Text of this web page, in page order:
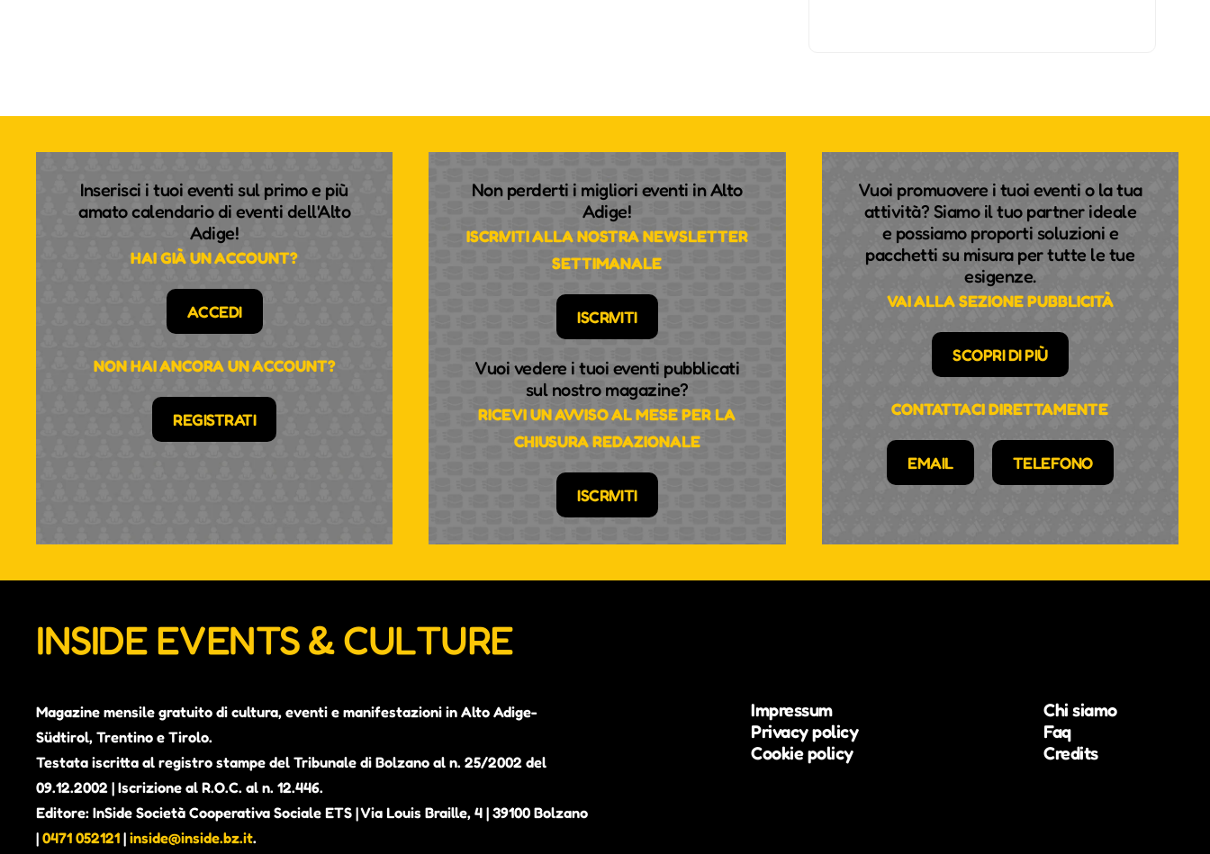
Inserisci i tuoi eventi sul primo e più
amato calendario di eventi dell'Alto
Adige!
HAI GIÀ UN ACCOUNT?
ACCEDI
NON HAI ANCORA UN ACCOUNT?
REGISTRATI
Non perderti i migliori eventi in Alto
Adige!
ISCRIVITI ALLA NOSTRA NEWSLETTER
SETTIMANALE
ISCRIVITI
Vuoi vedere i tuoi eventi pubblicati
sul nostro magazine?
RICEVI UN AVVISO AL MESE PER LA
CHIUSURA REDAZIONALE
ISCRIVITI
Vuoi promuovere i tuoi eventi o la tua
attività? Siamo il tuo partner ideale
e possiamo proporti soluzioni e
pacchetti su misura per tutte le tue
esigenze.
VAI ALLA SEZIONE PUBBLICITÀ
SCOPRI DI PIÙ
CONTATTACI DIRETTAMENTE
EMAIL TELEFONO
INSIDE EVENTS & CULTURE
Magazine mensile gratuito di cultura, eventi e manifestazioni in Alto Adige-
Südtirol, Trentino e Tirolo.
Testata iscritta al registro stampe del Tribunale di Bolzano al n. 25/2002 del
09.12.2002 | Iscrizione al R.O.C. al n. 12.446.
Editore: InSide Società Cooperativa Sociale ETS | Via Louis Braille, 4 | 39100 Bolzano
| 0471 052121 | inside@inside.bz.it.
Impressum
Privacy policy
Cookie policy
Chi siamo
Faq
Credits